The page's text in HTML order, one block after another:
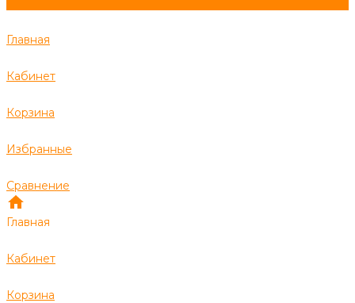
Главная
Кабинет
Корзина
Избранные
Сравнение
Главная
Кабинет
Корзина